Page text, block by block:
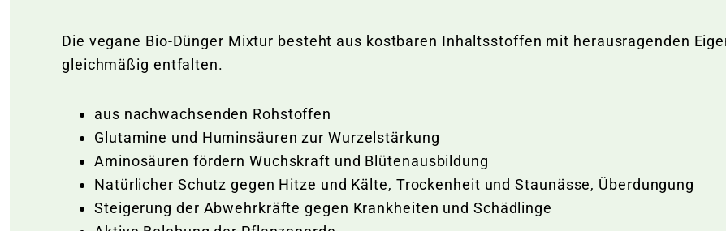
Die vegane Bio-Dünger Mixtur besteht aus kostbaren Inhaltsstoffen mit herausragenden
gleichmäßig entfalten.
aus nachwachsenden Rohstoffen
Glutamine und Huminsäuren zur Wurzelstärkung
Aminosäuren fördern Wuchskraft und Blütenausbildung
Natürlicher Schutz gegen Hitze und Kälte, Trockenheit und Staunässe, Überdungung
Steigerung der Abwehrkräfte gegen Krankheiten und Schädlinge